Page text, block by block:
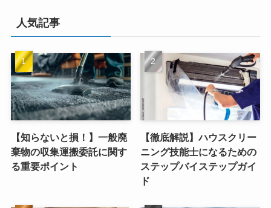
人気記事
【知らないと損！】一般廃
棄物の収集運搬委託に関す
る重要ポイント
【徹底解説】ハウスクリー
ニング技能士になるための
ステップバイステップガイ
ド